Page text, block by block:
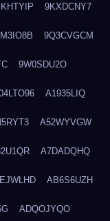
9KXDCNY7
9Q3CVGCM
9W0SDU2O
A1935LIQ
A52WYVGW
A7DADQHQ
AB6S6UZH
ADQOJYQO